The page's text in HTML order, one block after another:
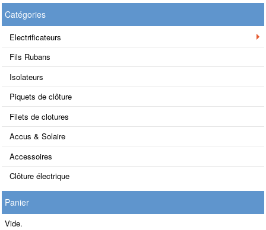
Catégories
Electrificateurs
Fils Rubans
Isolateurs
Piquets de clôture
Filets de clotures
Accus & Solaire
Accessoires
Clôture électrique
Panier
Vide.